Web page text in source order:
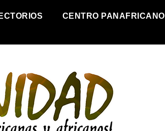
CENTRO PANAFRICANO